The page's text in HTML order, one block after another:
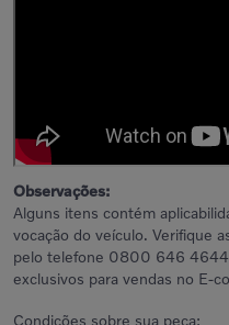
Observações:
Alguns itens contém
vocação do veículo. Verifique
pelo telefone 0800 646
exclusivos para vendas no E-
Condições sobre sua peça: